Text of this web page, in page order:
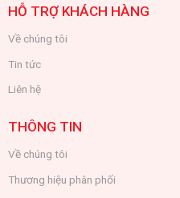
HỖ TRỢ KHÁCH HÀNG
Về chúng tôi
Tin tức
Liên hệ
THÔNG TIN
Về chúng tôi
Thương hiệu phân phối